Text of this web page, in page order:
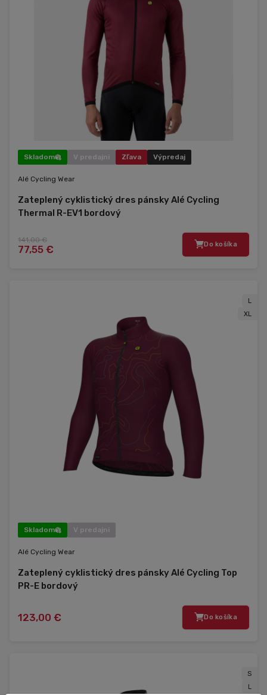
Skladom V predajni Zľava Výpredaj
Alé Cycling Wear
Zateplený cyklistický dres pánsky Alé Cycling
Thermal R-EV1 bordový
141,00 €
77,55 € Do košíka
L
XL
Skladom V predajni
Alé Cycling Wear
Zateplený cyklistický dres pánsky Alé Cycling Top
PR-E bordový
123,00 € Do košíka
S
L